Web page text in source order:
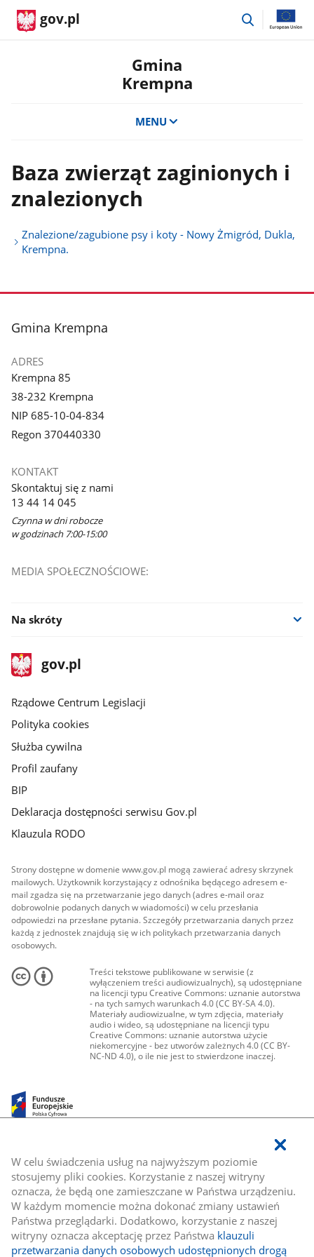
W celu świadczenia usług na najwyższym poziomie
stosujemy pliki cookies. Korzystanie z naszej witryny
oznacza, że będą one zamieszczane w Państwa urządzeniu.
W każdym momencie można dokonać zmiany ustawień
Państwa przeglądarki. Dodatkowo, korzystanie z naszej
witryny oznacza akceptację przez Państwa klauzuli
przetwarzania danych osobowych udostępnionych drogą
gov.pl
przejdź
Gmina
Krempna
MENU
Baza zwierząt zaginionych i
znalezionych
Znalezione/zagubione psy i koty - Nowy Żmigród, Dukla,
Krempna.
stopka
Gmina Krempna
ADRES
Krempna 85
38-232 Krempna
NIP 685-10-04-834
Regon 370440330
KONTAKT
Skontaktuj się z nami
13 44 14 045
Czynna w dni robocze
w godzinach 7:00-15:00
MEDIA SPOŁECZNOŚCIOWE:
Na skróty
stopka
gov.plStrona
gov.pl
Rządowe Centrum Legislacji
Polityka cookies
Służba cywilna
Profil zaufany
BIP
Deklaracja dostępności serwisu Gov.pl
Klauzula RODO
Strony dostępne w domenie www.gov.pl mogą zawierać adresy skrzynek
mailowych. Użytkownik korzystający z odnośnika będącego adresem e-
mail zgadza się na przetwarzanie jego danych (adres e-mail oraz
dobrowolnie podanych danych w wiadomości) w celu przesłania
odpowiedzi na przesłane pytania. Szczegóły przetwarzania danych przez
każdą z jednostek znajdują się w ich politykach przetwarzania danych
osobowych.
Treści tekstowe publikowane w serwisie (z
wyłączeniem treści audiowizualnych), są udostępniane
na licencji typu Creative Commons: uznanie autorstwa
- na tych samych warunkach 4.0 (CC BY-SA 4.0).
Materiały audiowizualne, w tym zdjęcia, materiały
audio i wideo, są udostępniane na licencji typu
Creative Commons: uznanie autorstwa użycie
niekomercyjne - bez utworów zależnych 4.0 (CC BY-
NC-ND 4.0), o ile nie jest to stwierdzone inaczej.